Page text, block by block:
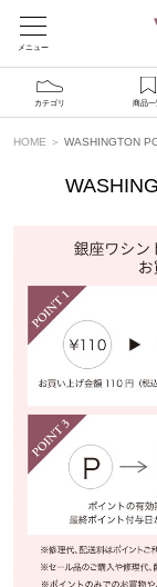
メニュー
カテゴリ 商品一
HOME WASHINGTON